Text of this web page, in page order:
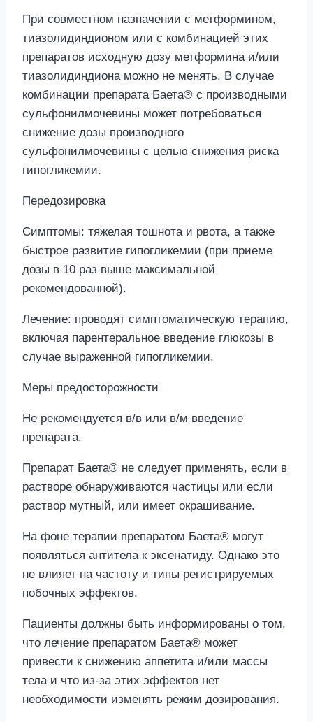
При совместном назначении с метформином,
тиазолидиндионом или с комбинацией этих
препаратов исходную дозу метформина и/или
тиазолидиндиона можно не менять. В случае
комбинации препарата Баета® с производными
сульфонилмочевины может потребоваться
снижение дозы производного
сульфонилмочевины с целью снижения риска
гипогликемии.
Передозировка
Симптомы: тяжелая тошнота и рвота, а также
быстрое развитие гипогликемии (при приеме
дозы в 10 раз выше максимальной
рекомендованной).
Лечение: проводят симптоматическую терапию,
включая парентеральное введение глюкозы в
случае выраженной гипогликемии.
Меры предосторожности
Не рекомендуется в/в или в/м введение
препарата.
Препарат Баета® не следует применять, если в
растворе обнаруживаются частицы или если
раствор мутный, или имеет окрашивание.
На фоне терапии препаратом Баета® могут
появляться антитела к эксенатиду. Однако это
не влияет на частоту и типы регистрируемых
побочных эффектов.
Пациенты должны быть информированы о том,
что лечение препаратом Баета® может
привести к снижению аппетита и/или массы
тела и что из-за этих эффектов нет
необходимости изменять режим дозирования.